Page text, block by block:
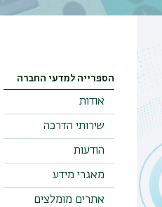
הספרייה למדעי החברה
אודות
שירותי הדרכה
הודעות
מאגרי מידע
אתרים מומלצים